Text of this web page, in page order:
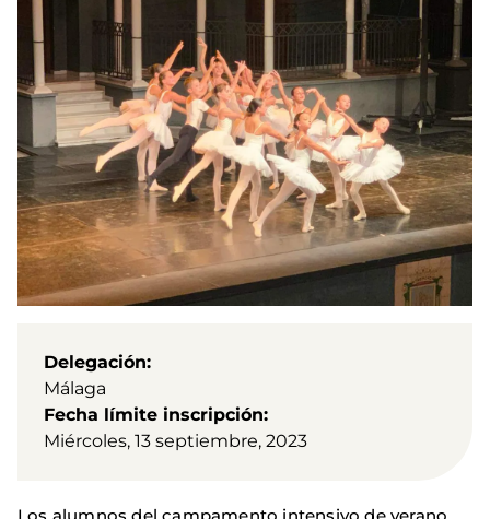
Delegación
Málaga
Fecha límite inscripción
Miércoles, 13 septiembre, 2023
Los alumnos del campamento intensivo de verano